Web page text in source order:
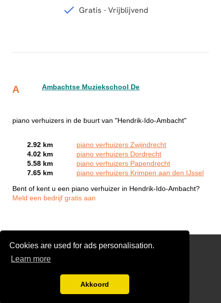
Cookies are used for ads personalisation.
Learn more
Akkoord
A Ambachtse Muziekschool De
piano verhuizers in de buurt van "Hendrik-Ido-Ambacht"
2.92 km
piano verhuizers Zwijndrecht
4.02 km
piano verhuizers Dordrecht
5.58 km
piano verhuizers Papendrecht
7.65 km
piano verhuizers Krimpen aan den IJssel
Bent of kent u een piano verhuizer in Hendrik-Ido-Ambacht?
Meld een bedrijf gratis aan
Verhuisservice
Gratis Verhuis Offertes Vergelijken